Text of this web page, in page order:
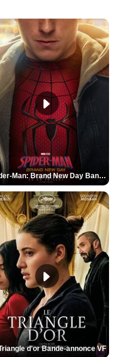
Spider-Man: Brand New Day Bande-annonce VO STFR
d'or Bande-annonce VF